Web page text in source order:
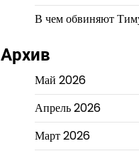
В чем обвиняют
Архив
Май 2026
Апрель 2026
Март 2026